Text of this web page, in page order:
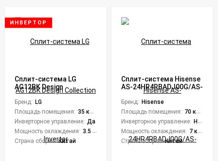
ИНВЕРТОР
Сплит-система LG
AG12BK Design
Collection Inverter
Бренд: LG
Площадь помещения: 35 кв. м.
Инверторное управление: Да
Мощность охлаждения: 3.5 кВт
Страна сборки: Китай
Сплит-система Hisense
AS-24HR4RBADJ00G/AS-
24HR4RBADJ00W Easy
Classic A
Бренд: Hisense
Площадь помещения: 70 кв. м.
Инверторное управление: Нет
Мощность охлаждения: 7 кВт
Страна сборки: Китай